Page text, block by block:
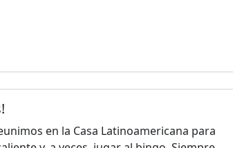
en la Casa Latinoamericana para